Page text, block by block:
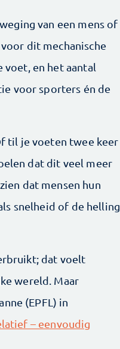
van een mens of
dit mechanische
en het aantal
voor sporters én de
til je voeten twee keer
dat dit veel meer
dat mensen hun
snelheid of de helling
dat voelt
wereld. Maar
(EPFL) in
– eenvoudig